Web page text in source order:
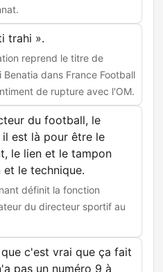
trahi ».
reprend le titre de
dans France Football
de rupture avec l'OM.
du football, le
est là pour être le
le lien et le tampon
le technique.
définit la fonction
du directeur sportif au
c'est vrai que ça fait
pas un numéro 9 à